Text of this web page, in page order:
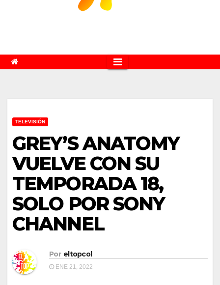
TELEVISIÓN
GREY’S ANATOMY
VUELVE CON SU
TEMPORADA 18,
SOLO POR SONY
CHANNEL
Por eltopcol
ENE 21, 2022